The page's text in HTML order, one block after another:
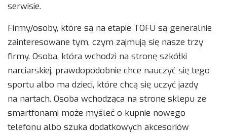
serwisie.
Firmy/osoby, które są na etapie TOFU są generalnie
zainteresowane tym, czym zajmują się nasze trzy
firmy. Osoba, która wchodzi na stronę szkółki
narciarskiej, prawdopodobnie chce nauczyć się tego
sportu albo ma dzieci, które chcą się uczyć jazdy
na nartach. Osoba wchodząca na stronę sklepu ze
smartfonami może myśleć o kupnie nowego
telefonu albo szuka dodatkowych akcesoriów